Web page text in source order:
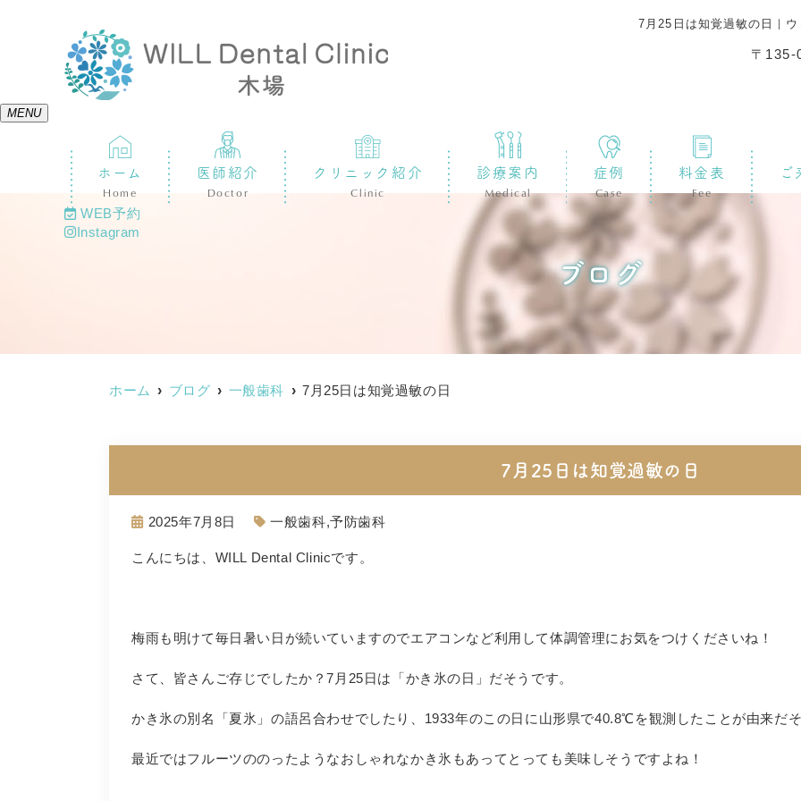
7月25日は知覚過敏の日｜
〒
MENU
ホーム
Home
医師紹介
Doctor
クリニック紹介
Clinic
診療案内
Medical
症例
Case
料金表
Fee
ご
WEB予約
Instagram
ブログ
ホーム ブログ 一般歯科 7月25日は知覚過敏の日
7月25日は知覚過敏の日
2025年7月8日 一般歯科,予防歯科
こんにちは、 WILL Dental Clinicです。
梅雨も明けて毎日暑い日が続いていますのでエアコンなど利用して体調管理にお気をつけくださいね！
さて、皆さんご存じでしたか？7 月 25日は「かき氷の日」だそうです。
かき氷の別名「夏氷」の語呂合わせでしたり、 1933年のこの日に山形県で40.8℃ を観測したことが由来だそ
最近ではフルーツののったようなおしゃれなかき氷もあってとっても美味しそうですよね！